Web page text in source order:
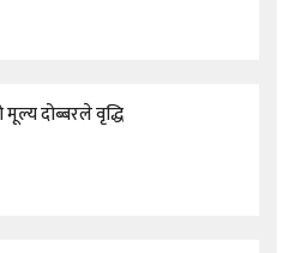
दोब्बरले वृद्धि